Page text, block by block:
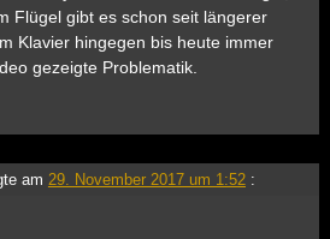
Flügel gibt es schon seit längerer
Klavier hingegen bis heute immer
gezeigte Problematik.
am 29. November 2017 um 1:52 :